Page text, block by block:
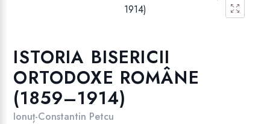
ISTORIA BISERICII
ORTODOXE ROMÂNE
(1859–1914)
Ionuț-Constantin Petcu